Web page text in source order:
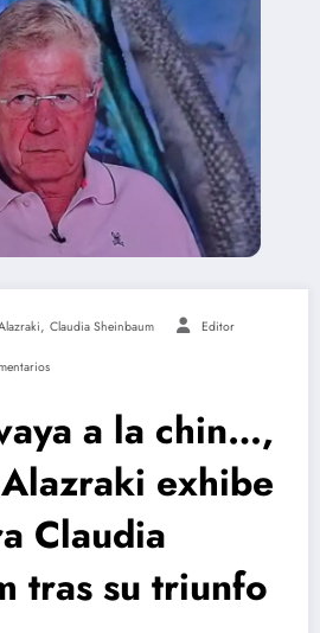
, Claudia Sheinbaum Editor
a la chin…,
exhibe
Claudia
tras su triunfo